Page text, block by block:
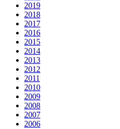
2019
2018
2017
2016
2015
2014
2013
2012
2011
2010
2009
2008
2007
2006